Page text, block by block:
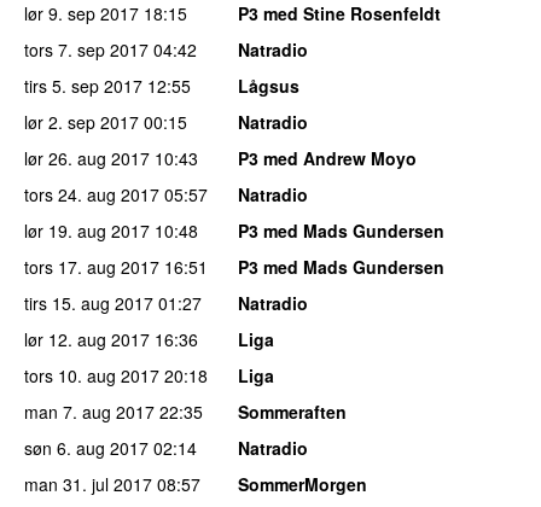
lør 9. sep 2017 18:15
P3 med Stine Rosenfeldt
tors 7. sep 2017 04:42
Natradio
tirs 5. sep 2017 12:55
Lågsus
lør 2. sep 2017 00:15
Natradio
lør 26. aug 2017 10:43
P3 med Andrew Moyo
tors 24. aug 2017 05:57
Natradio
lør 19. aug 2017 10:48
P3 med Mads Gundersen
tors 17. aug 2017 16:51
P3 med Mads Gundersen
tirs 15. aug 2017 01:27
Natradio
lør 12. aug 2017 16:36
Liga
tors 10. aug 2017 20:18
Liga
man 7. aug 2017 22:35
Sommeraften
søn 6. aug 2017 02:14
Natradio
man 31. jul 2017 08:57
SommerMorgen